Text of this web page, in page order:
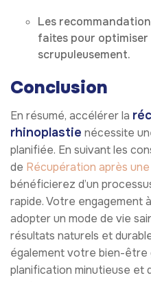
Les
faites pour optimiser
scrupuleusement.
Conclusion
En résumé, accélérer la
rhinoplastie nécessite
planifiée. En suivant les
de Récupération après
bénéficierez d’un
rapide. Votre engagement
adopter un mode de vie
résultats naturels et
également votre bien-être
planification minutieuse et